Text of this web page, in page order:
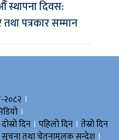
दिवस:
पत्रकार सम्मान
२०८२ ।
।
दोस्रो दिन । पहिलो दिन । तेस्रो दिन
सूचना तथा चेतनामूलक सन्देश ।